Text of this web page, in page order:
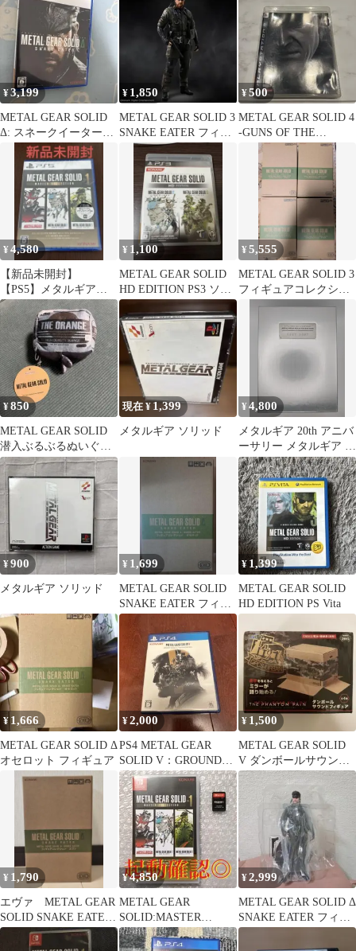
¥3,199
METAL GEAR SOLID
Δ: スネークイーター
¥ 1,850
METAL GEAR SOLID 3
SNAKE EATER フィギ
ュア
¥500
METAL GEAR SOLID 4
-GUNS OF THE
PATRIOT…
¥4,580
【新品未開封】
【PS5】メタルギアソ
リッド マスターコレ
クション Vol.1
¥ 1,100
METAL GEAR SOLID
HD EDITION PS3 ソフ
ト
¥5,555
METAL GEAR SOLID 3
フィギュアコレクショ
ン 4種セット
¥850
METAL GEAR SOLID
潜入ぶるぶるぬいぐる
み
現在 ¥ 1,399
メタルギア ソリッド
¥4,800
メタルギア 20th アニバ
ーサリー メタルギア ソ
リッド コレクション
¥900
メタルギア ソリッド
¥ 1,699
METAL GEAR SOLID
SNAKE EATER フィギ
ュア オセロット
¥ 1,399
METAL GEAR SOLID
HD EDITION PS Vita
¥ 1,666
METAL GEAR SOLID Δ
オセロット フィギュア
¥2,000
PS4 METAL GEAR
SOLID V：GROUND
ZEROES ＋ …
¥ 1,500
METAL GEAR SOLID
V ダンボールサウンド
フィギュア MILLER
¥ 1,790
エヴァ METAL GEAR
SOLID SNAKE EATER
フィギュア
¥4,850
METAL GEAR
SOLID:MASTER
COLLECTION Vol.1
¥2,999
METAL GEAR SOLID Δ
SNAKE EATER フィギ
ュア